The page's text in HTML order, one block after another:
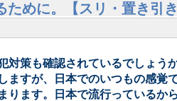
ために。【スリ・置き引
対策も確認されているでしょう
ますが、日本でのいつもの感覚
ります。日本で流行っているか